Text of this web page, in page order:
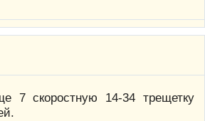
7 скоростную 14-34 трещетку